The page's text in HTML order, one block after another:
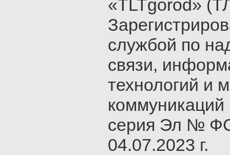
«TLTgorod»
службой по
связи,
технологий и
серия Эл №
04.07.2023 г.